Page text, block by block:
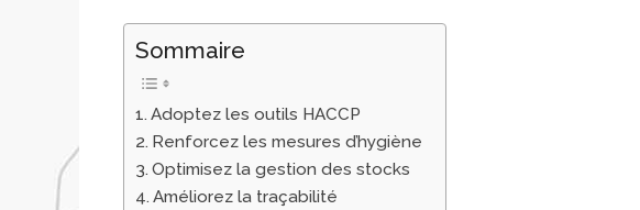
Sommaire
Adoptez les outils HACCP
Renforcez les mesures d’hygiène
Optimisez la gestion des stocks
Améliorez la traçabilité